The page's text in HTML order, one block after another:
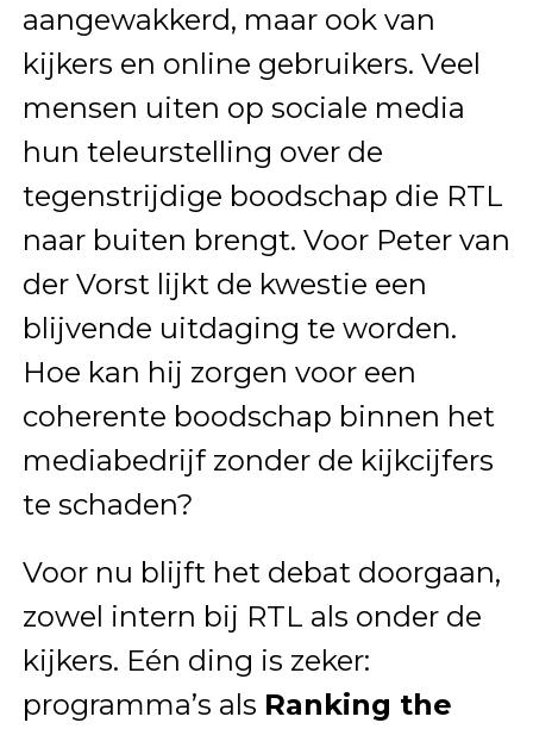
aangewakkerd, maar ook van
kijkers en online gebruikers. Veel
mensen uiten op sociale media
hun teleurstelling over de
tegenstrijdige boodschap die RTL
naar buiten brengt. Voor Peter van
der Vorst lijkt de kwestie een
blijvende uitdaging te worden.
Hoe kan hij zorgen voor een
coherente boodschap binnen het
mediabedrijf zonder de kijkcijfers
te schaden?
Voor nu blijft het debat doorgaan,
zowel intern bij RTL als onder de
kijkers. Eén ding is zeker:
programma’s als Ranking the